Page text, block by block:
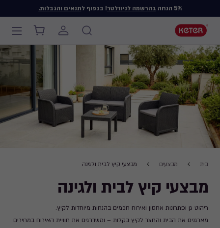
Skip
to
main
content
5% הנחה בהרשמה לניוזלטר! בכפוף לתנאים והגבלות.
Main
navigation
Navigation
בית מבצעים מבצעי קיץ לבית ולגינה
מבצעי קיץ לבית ולגינה
ריהוט גן ופתרונות אחסון ואירוח חכמים בהנחות מיוחדות לקיץ.
מארגנים את הבית והחצר לקיץ בקלות – ומשדרגים את חוויית האירוח במחירים